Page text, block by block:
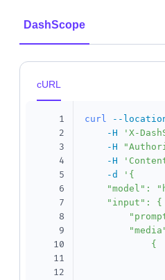
DashScope
cURL
1
2
3
4
5
6
7
8
9
10
11
12
curl --
-H
'X-
-H
-H
-d
'{
"model":
    "input": {
            {